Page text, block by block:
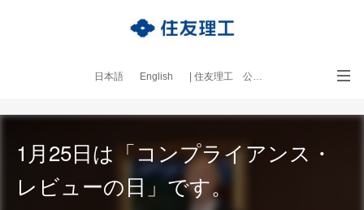
日本語 English | 住友理工 公式サイト
｜本ブログについて
1月25日は「コンプライアンス・
レビューの日」です。